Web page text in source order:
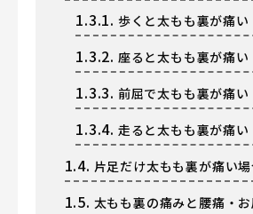
1.3.1. 歩くと太もも裏が痛い
1.3.2. 座ると太もも裏が痛い
1.3.3. 前屈で太もも裏が痛い
1.3.4. 走ると太もも裏が痛い
1.4. 片足だけ太もも裏が痛い
1.5. 太もも裏の痛みと腰痛・